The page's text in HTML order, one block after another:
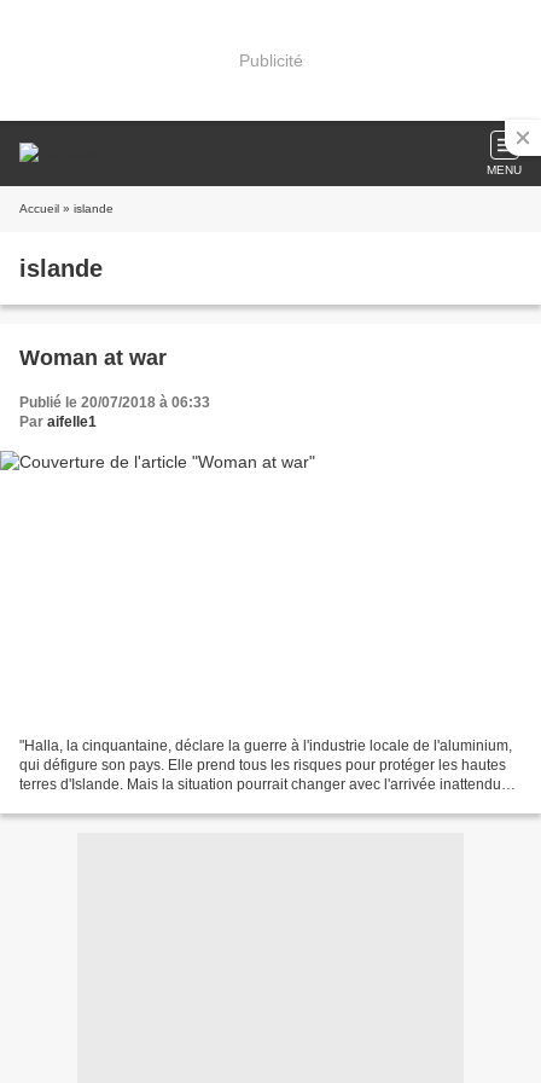
Publicité
MENU
Accueil » islande
islande
Woman at war
Publié le 20/07/2018 à 06:33
Par aifelle1
"Halla, la cinquantaine, déclare la guerre à l'industrie locale de l'aluminium,
qui défigure son pays. Elle prend tous les risques pour protéger les hautes
terres d'Islande. Mais la situation pourrait changer avec l'arrivée inattendue